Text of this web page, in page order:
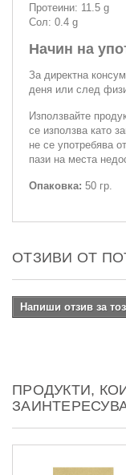
Протеини: 11.5 g
Сол: 0.4 g
Начин на
За директна
деня или след
Използвайте
се използва като
не се употребява
пази на места
Опаковка: 50 гр.
ОТЗИВИ ОТ
Напиши отзив за
ПРОДУКТИ,